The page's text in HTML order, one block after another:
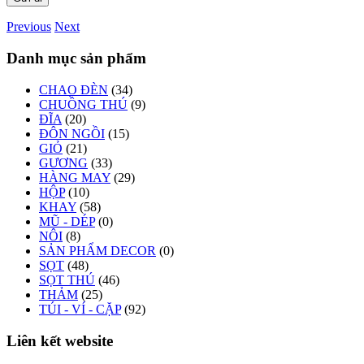
Previous Next
Danh mục sản phẩm
CHAO ĐÈN (34)
CHUỒNG THÚ (9)
ĐĨA (20)
ĐÔN NGỒI (15)
GIỎ (21)
GƯƠNG (33)
HÀNG MAY (29)
HỘP (10)
KHAY (58)
MŨ - DÉP (0)
NÔI (8)
SẢN PHẨM DECOR (0)
SỌT (48)
SỌT THÚ (46)
THẢM (25)
TÚI - VÍ - CẶP (92)
Liên kết website